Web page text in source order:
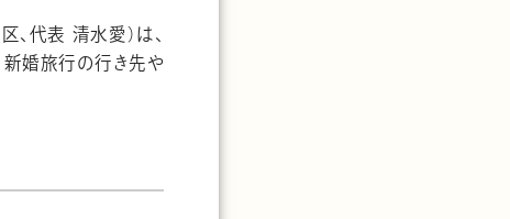
、代表 清水愛）は、
新婚旅行の行き先や